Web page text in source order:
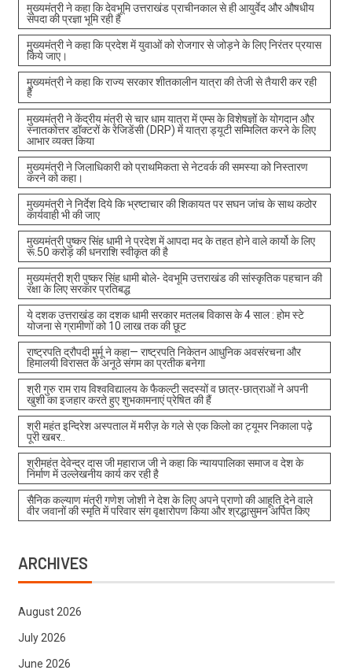
मुख्यमंत्री ने कहा कि देवभूमि उत्तराखंड प्राचीनकाल से ही आयुर्वेद और औषधीय
संपदा की प्रज्ञा भूमि रही है
मुख्यमंत्री ने कहा कि प्रदेश में युवाओं को रोजगार से जोड़ने के लिए निरंतर प्रयास
किये जाए।
मुख्यमंत्री ने कहा कि राज्य सरकार शीतकालीन यात्रा की तेजी से तैयारी कर रही
है
मुख्यमंत्री ने केंद्रीय मंत्री से चार धाम यात्रा में एम्स के विशेषज्ञों के योगदान और
स्नातकोत्तर डॉक्टरों के रेजिडेंसी (DRP) में यात्रा ड्यूटी सम्मिलित करने के लिए
आभार व्यक्त किया
मुख्यमंत्री ने जिलाधिकारी को प्राथमिकता से नेटवर्क की समस्या को निस्तारण
करने को कहा।
मुख्यमंत्री ने निर्देश दिये कि भ्रष्टाचार की शिकायत पर सघन जांच के साथ कठोर
कार्यवाही भी की जाए
मुख्यमंत्री पुष्कर सिंह धामी ने प्रदेश में आपदा मद के तहत होने वाले कार्यो के लिए
रू.50 करोड़ की धनराशि स्वीकृत की है
मुख्यमंत्री श्री पुष्कर सिंह धामी बोले- देवभूमि उत्तराखंड की सांस्कृतिक पहचान की
रक्षा के लिए सरकार प्रतिबद्ध
ये दशक उत्तराखंड का दशक धामी सरकार मतलब विकास के 4 साल : होम स्टे
योजना से ग्रामीणों को 10 लाख तक की छूट
राष्ट्रपति द्रौपदी मुर्मू ने कहा— राष्ट्रपति निकेतन आधुनिक अवसंरचना और
हिमालयी विरासत के अनूठे संगम का प्रतीक बनेगा
श्री गुरु राम राय विश्वविद्यालय के फैकल्टी सदस्यों व छात्र-छात्राओं ने अपनी
खुशी का इजहार करते हुए शुभकामनाएं प्रेषित की हैं
श्री महंत इन्दिरेश अस्पताल में मरीज़ के गले से एक किलो का ट्यूमर निकाला पढ़े
पूरी खबर..
श्रीमहंत देवेन्द्र दास जी महाराज जी ने कहा कि न्यायपालिका समाज व देश के
निर्माण में उल्लेखनीय कार्य कर रही है
सैनिक कल्याण मंत्री गणेश जोशी ने देश के लिए अपने प्राणो की आहूति देने वाले
वीर जवानों की स्मृति में परिवार संग वृक्षारोपण किया और श्रद्धासुमन अर्पित किए
ARCHIVES
August 2026
July 2026
June 2026